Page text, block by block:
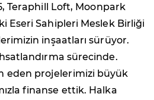
Teraphill Loft, Moonpark
Eseri Sahipleri Meslek Birliği
inşaatları sürüyor.
sürecinde.
eden projelerimizi büyük
finanse ettik. Halka